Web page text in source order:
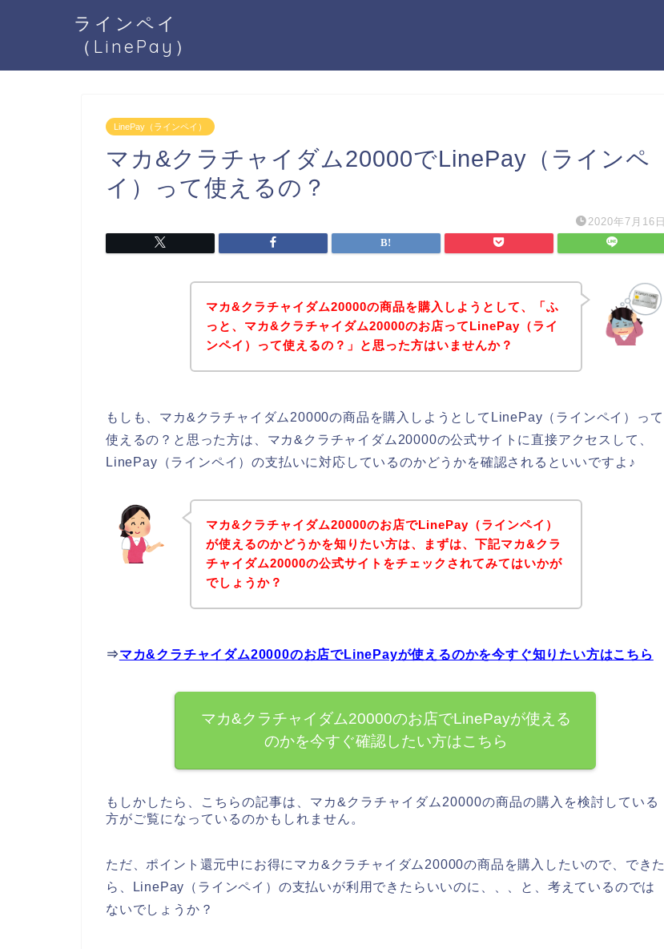
ラインペイ
（LinePay）
LinePay（ラインペイ）
マカ&クラチャイダム20000でLinePay（ラインペ
イ）って使えるの？
2020年7月16日
マカ&クラチャイダム20000の商品を購入しようとして、「ふ
っと、マカ&クラチャイダム20000のお店ってLinePay（ライ
ンペイ）って使えるの？」と思った方はいませんか？
もしも、マカ&クラチャイダム20000の商品を購入しようとしてLinePay（ラインペイ）って
使えるの？と思った方は、マカ&クラチャイダム20000の公式サイトに直接アクセスして、
LinePay（ラインペイ）の支払いに対応しているのかどうかを確認されるといいですよ♪
マカ&クラチャイダム20000のお店でLinePay（ラインペイ）
が使えるのかどうかを知りたい方は、まずは、下記マカ&クラ
チャイダム20000の公式サイトをチェックされてみてはいかが
でしょうか？
⇒マカ&クラチャイダム20000のお店でLinePayが使えるのかを今すぐ知りたい方はこちら
マカ&クラチャイダム20000のお店でLinePayが使える
のかを今すぐ確認したい方はこちら
もしかしたら、こちらの記事は、マカ&クラチャイダム20000の商品の購入を検討している
方がご覧になっているのかもしれません。
ただ、ポイント還元中にお得にマカ&クラチャイダム20000の商品を購入したいので、できた
ら、LinePay（ラインペイ）の支払いが利用できたらいいのに、、、と、考えているのでは
ないでしょうか？